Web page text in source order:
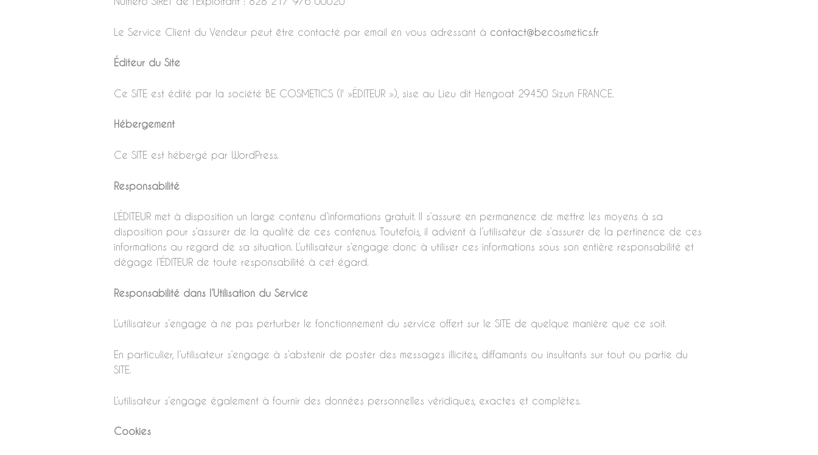
Le Service Client du Vendeur peut être contacté par email en vous adressant à contact@becosmetics.fr
Éditeur du Site
Ce SITE est édité par la société BE COSMETICS (l' »ÉDITEUR »), sise au Lieu dit Hengoat 29450 Sizun FRANCE.
Hébergement
Ce SITE est hébergé par WordPress.
Responsabilité
L’ÉDITEUR met à disposition un large contenu d’informations gratuit. Il s’assure en permanence de mettre les moyens à sa
disposition pour s’assurer de la qualité de ces contenus. Toutefois, il advient à l’utilisateur de s’assurer de la pertinence de ces
informations au regard de sa situation. L’utilisateur s’engage donc à utiliser ces informations sous son entière responsabilité et
dégage l’ÉDITEUR de toute responsabilité à cet égard.
Responsabilité dans l’Utilisation du Service
L’utilisateur s’engage à ne pas perturber le fonctionnement du service offert sur le SITE de quelque manière que ce soit.
En particulier, l’utilisateur s’engage à s’abstenir de poster des messages illicites, diffamants ou insultants sur tout ou partie du
SITE.
L’utilisateur s’engage également à fournir des données personnelles véridiques, exactes et complètes.
Cookies